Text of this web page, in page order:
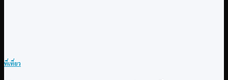
ที่เที่ยว